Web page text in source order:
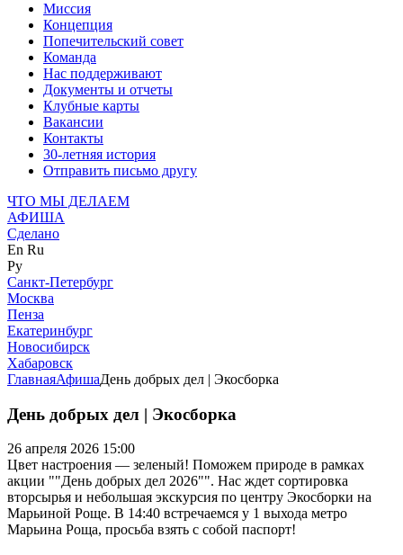
Миссия
Концепция
Попечительский совет
Команда
Нас поддерживают
Документы и отчеты
Клубные карты
Вакансии
Контакты
30-летняя история
Отправить письмо другу
ЧТО МЫ ДЕЛАЕМ
АФИША
Сделано
En Ru
Ру
Санкт-Петербург
Москва
Пенза
Екатеринбург
Новосибирск
Хабаровск
ГлавнаяАфишаДень добрых дел | Экосборка
День добрых дел | Экосборка
26 апреля 2026 15:00
Цвет настроения — зеленый! Поможем природе в рамках
акции ""День добрых дел 2026"". Нас ждет сортировка
вторсырья и небольшая экскурсия по центру Экосборки на
Марьиной Роще. В 14:40 встречаемся у 1 выхода метро
Марьина Роща, просьба взять с собой паспорт!